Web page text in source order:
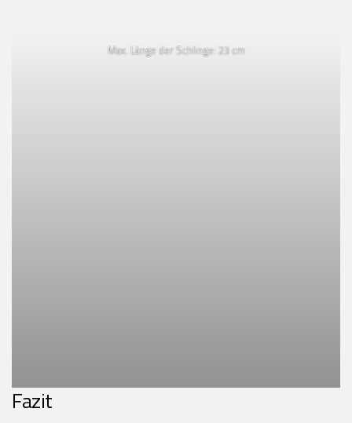
Max. Länge der Schlinge: 23 cm
Fazit